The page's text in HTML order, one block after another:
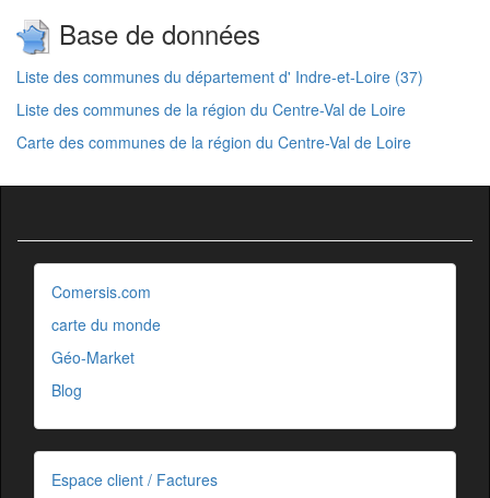
Base de données
Liste des communes du département d' Indre-et-Loire (37)
Liste des communes de la région du Centre-Val de Loire
Carte des communes de la région du Centre-Val de Loire
Comersis.com
carte du monde
Géo-Market
Blog
Espace client / Factures